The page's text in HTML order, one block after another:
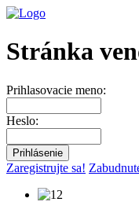
Stránka
Prihlasovacie meno:
Heslo:
Zaregistrujte sa!